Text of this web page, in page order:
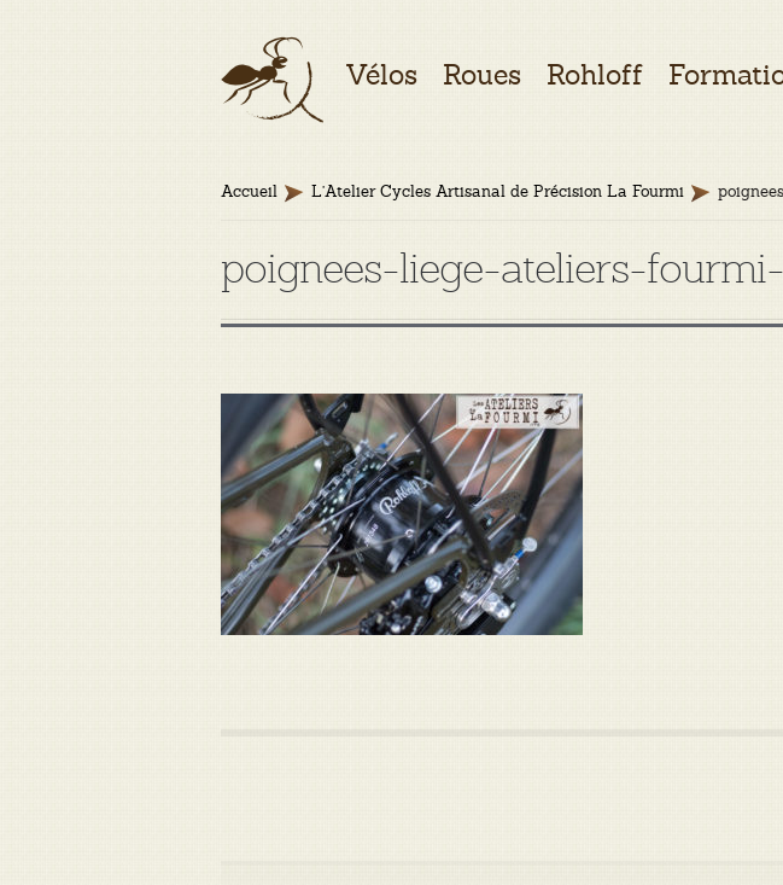
Aller
Aller
au
Vélos Roues Rohloff
Accueil L’Atelier Cycles Artisanal de Précision La Fourmi
poignees-liege-ateliers-